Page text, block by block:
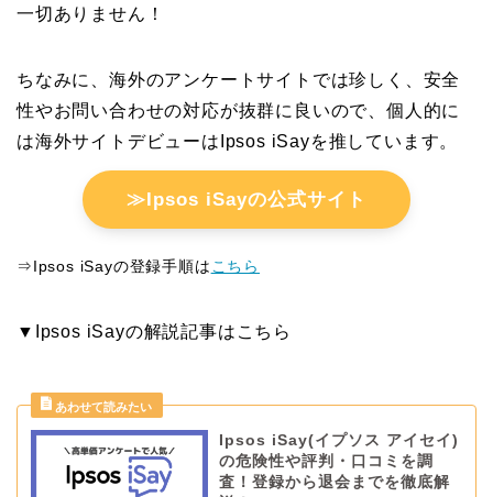
一切ありません！
ちなみに、海外のアンケートサイトでは珍しく、安全
性やお問い合わせの対応が抜群に良いので、個人的に
は海外サイトデビューはIpsos iSayを推しています。
≫Ipsos iSayの公式サイト
⇒Ipsos iSayの登録手順はこちら
▼Ipsos iSayの解説記事はこちら
Ipsos iSay(イプソス アイセイ)
の危険性や評判・口コミを調
査！登録から退会までを徹底解